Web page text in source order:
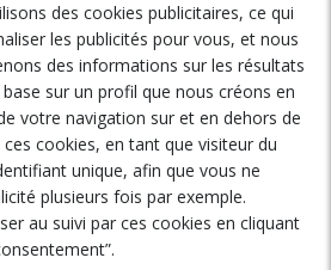
des cookies publicitaires, ce qui
les publicités pour vous, et nous
des informations sur les résultats
sur un profil que nous créons en
votre navigation sur et en dehors de
ces cookies, en tant que visiteur du
unique, afin que vous ne
plusieurs fois par exemple.
au suivi par ces cookies en cliquant